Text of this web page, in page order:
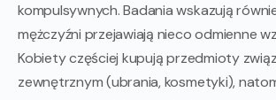
kompulsywnych. Badania wskazują
mężczyźni przejawiają nieco odmienne
Kobiety częściej kupują przedmioty
zewnętrznym (ubrania, kosmetyki),